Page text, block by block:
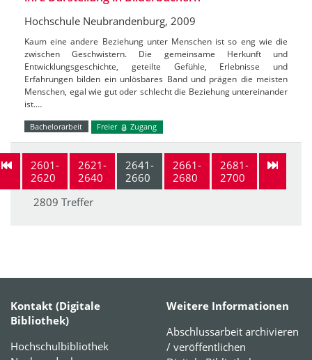
Hochschule Neubrandenburg, 2009
Kaum eine andere Beziehung unter Menschen ist so eng wie die
zwischen Geschwistern. Die gemeinsame Herkunft und
Entwicklungsgeschichte, geteilte Gefühle, Erlebnisse und
Erfahrungen bilden ein unlösbares Band und prägen die meisten
Menschen, egal wie gut oder schlecht die Beziehung untereinander
ist.…
Bachelorarbeit Freier Zugang
2601-
2620
2621-
2640
2641-
2660
2661-
2680
2681-
2700
2809 Treffer
Kontakt (Digitale
Bibliothek)
Hochschulbibliothek
Weitere Informationen
Abschlussarbeit archivieren
/ veröffentlichen